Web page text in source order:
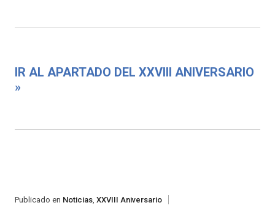
IR AL APARTADO DEL XXVIII ANIVERSARIO
»
Publicado en Noticias, XXVIII Aniversario